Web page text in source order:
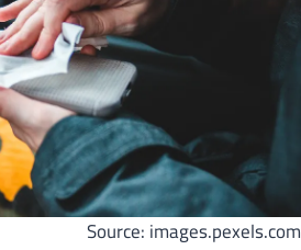
Source: images.pexels.com